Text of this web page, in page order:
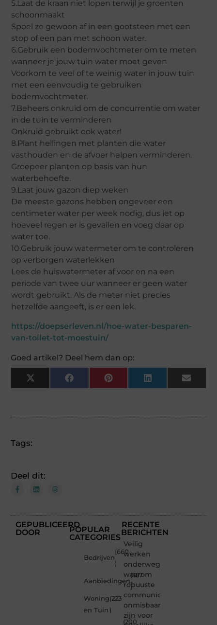
5.Laat de kraan niet lopen terwijl je groenten
schoonmaakt
Spoel ze gewoon af in een gootsteen met een
stop of een pan met schoon water.
6.Gebruik een bodemvochtmeter om te meten
wanneer je jouw tuin water moet geven
Voorkom te veel of te weinig water in jouw tuin
met een eenvoudig te gebruiken
bodemvochtmeter.
7.Beheers onkruid om de concurrentie om water
in de tuin te verminderen
Onkruid gebruikt ook water!
8.Plant hellingen met planten die water
vasthouden en de afvoer helpen verminderen.
Groepeer planten op basis van hun
waterbehoefte.
9.Laat jouw gazon diep weken
De meeste gazons hebben ongeveer een
centimeter water per week nodig, dus let op
hoeveel regen er is gevallen en voeg daar op
water toe.
10.Gebruik jouw watermeter om te controleren
op verborgen waterlekken
Lees de huiswatermeter af voor en na een
periode van twee uur wanneer er geen water
wordt gebruikt. Als de meter niet precies
hetzelfde aangeeft, is er een lek.
https://doepserleven.nl/hoe-water-besparen-
van-toilet-tot-moestuin/
Goed artikel? Deel hem dan op:
X
(Twitter)
FacebookPinterestLinkedInEmail
Tags:
Deel dit:
GEPUBLICEERD
DOOR
POPULAR
CATEGORIES
Bedrijven
(660
)
Aanbiedingen
(357
)
Woning
en Tuin
(223
)
(200
RECENTE
BERICHTEN
Veilig
werken
onderweg:
waarom
robuuste
communicatiemiddelen
onmisbaar
zijn voor